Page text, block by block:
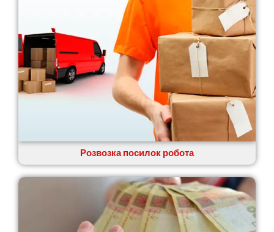
Шпола
Синельникове
Славута
Славутич
Слобожанське
Сміла
Софіївська Борщагівка
Солоницівка
Старокостянтинів
Старі Петрівці
Стебник
Розвозка посилок робота